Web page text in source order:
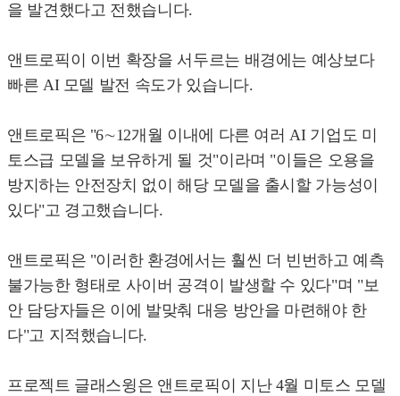
을 발견했다고 전했습니다.
앤트로픽이 이번 확장을 서두르는 배경에는 예상보다
빠른 AI 모델 발전 속도가 있습니다.
앤트로픽은 "6∼12개월 이내에 다른 여러 AI 기업도 미
토스급 모델을 보유하게 될 것"이라며 "이들은 오용을
방지하는 안전장치 없이 해당 모델을 출시할 가능성이
있다"고 경고했습니다.
앤트로픽은 "이러한 환경에서는 훨씬 더 빈번하고 예측
불가능한 형태로 사이버 공격이 발생할 수 있다"며 "보
안 담당자들은 이에 발맞춰 대응 방안을 마련해야 한
다"고 지적했습니다.
프로젝트 글래스윙은 앤트로픽이 지난 4월 미토스 모델